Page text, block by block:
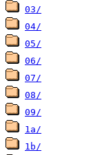
03/
04/
05/
06/
07/
08/
09/
1a/
1b/